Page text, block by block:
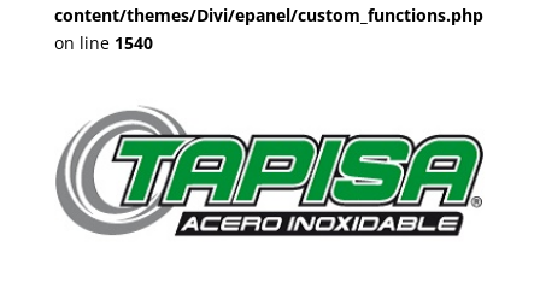
content/themes/Divi/epanel/custom_functions.php
on line 1540